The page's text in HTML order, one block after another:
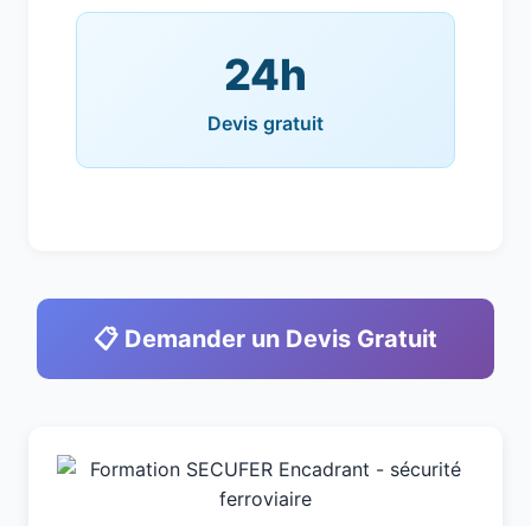
24h
Devis gratuit
📋 Demander un Devis Gratuit